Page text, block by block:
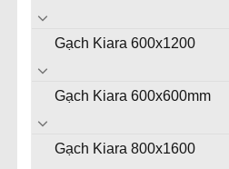
Gạch Kiara 600x1200
Gạch Kiara 600x600mm
Gạch Kiara 800x1600